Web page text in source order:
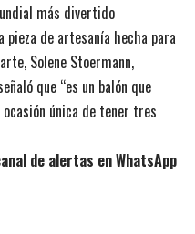
más divertido
pieza de artesanía hecha para
Solene Stoermann,
que “es un balón que
única de tener tres
de alertas en WhatsApp